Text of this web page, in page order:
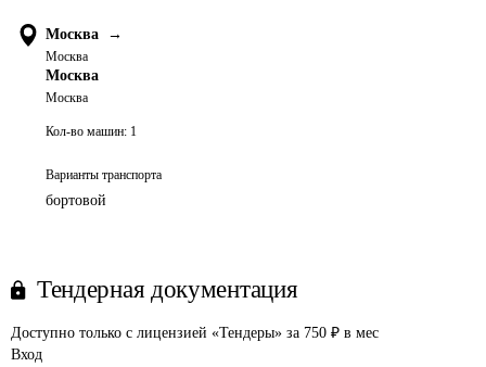
Москва →
Москва
Москва
Москва
Кол-во машин: 1
Варианты транспорта
бортовой
Тендерная документация
Доступно только с лицензией «Тендеры» за 750 ₽ в мес
Вход